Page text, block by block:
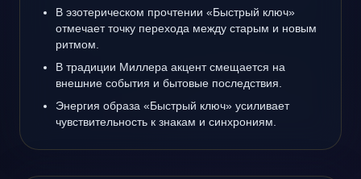
В эзотерическом прочтении «Быстрый ключ»
отмечает точку перехода между старым и новым
ритмом.
В традиции Миллера акцент смещается на
внешние события и бытовые последствия.
Энергия образа «Быстрый ключ» усиливает
чувствительность к знакам и синхрониям.